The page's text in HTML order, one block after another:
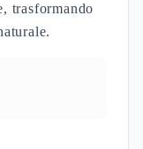
trasformando